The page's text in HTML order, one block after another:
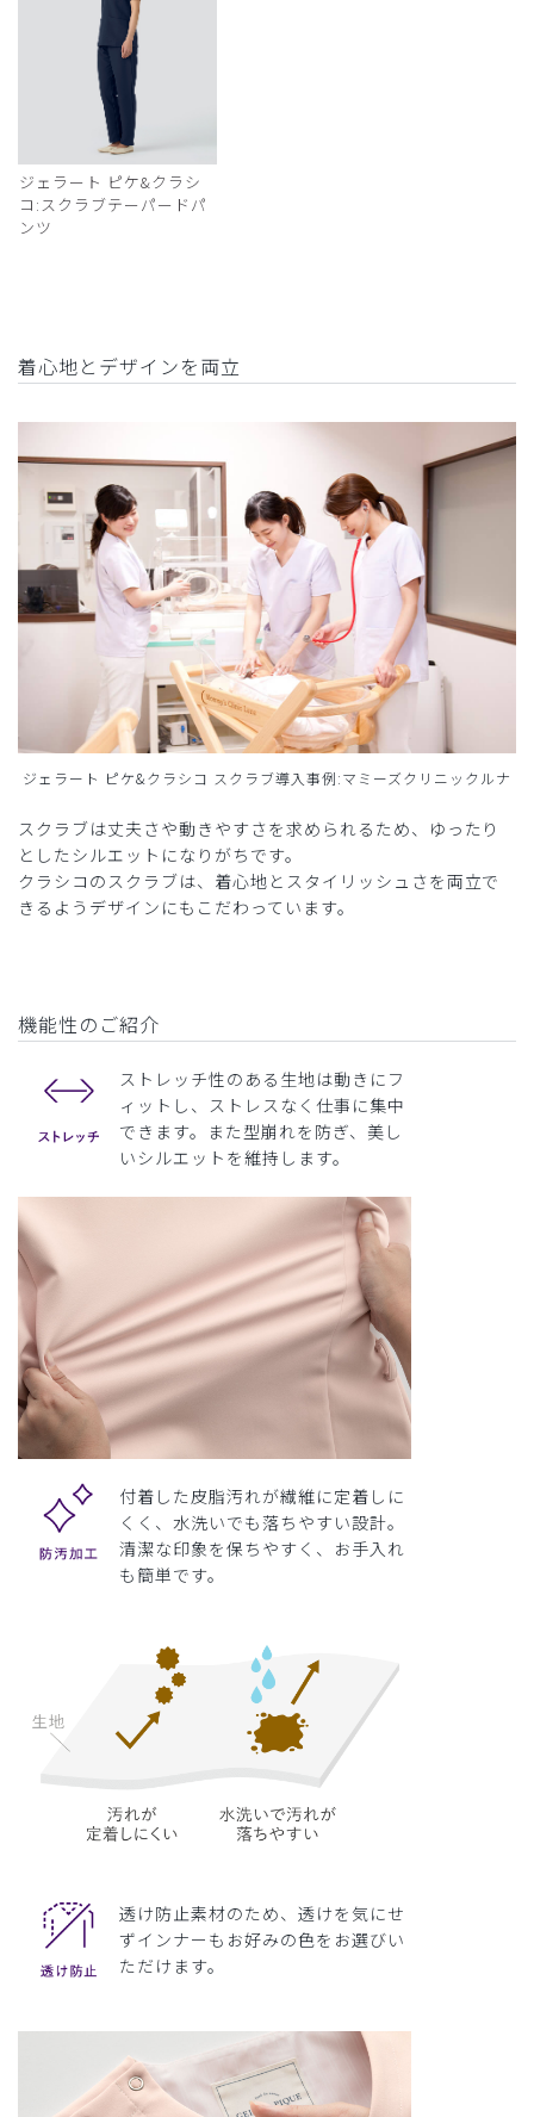
ジェラート ピケ&クラシ
コ:スクラブテーパードパ
ンツ
着心地とデザインを両立
ジェラート ピケ&クラシコ スクラブ導入事例:マミーズクリニックルナ
スクラブは丈夫さや動きやすさを求められるため、ゆったり
としたシルエットになりがちです。
クラシコのスクラブは、着心地とスタイリッシュさを両立で
きるようデザインにもこだわっています。
機能性のご紹介
ストレッチ性のある生地は動きにフ
ィットし、ストレスなく仕事に集中
できます。また型崩れを防ぎ、美し
いシルエットを維持します。
付着した皮脂汚れが繊維に定着しに
くく、水洗いでも落ちやすい設計。
清潔な印象を保ちやすく、お手入れ
も簡単です。
透け防止素材のため、透けを気にせ
ずインナーもお好みの色をお選びい
ただけます。